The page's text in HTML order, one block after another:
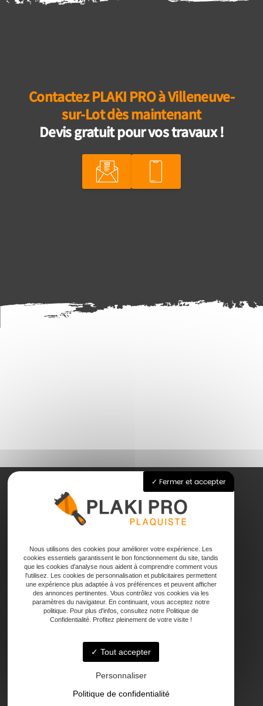
Contactez PLAKI PRO à Villeneuve-
sur-Lot dès maintenant
Devis gratuit pour vos travaux !
Accueil
Joints
Faux plafond
Contact
47000 Agen
Fermer et accepter
Nous utilisons des cookies pour améliorer votre expérience. Les
cookies essentiels garantissent le bon fonctionnement du site, tandis
que les cookies d'analyse nous aident à comprendre comment vous
l'utilisez. Les cookies de personnalisation et publicitaires permettent
une expérience plus adaptée à vos préférences et peuvent afficher
des annonces pertinentes. Vous contrôlez vos cookies via les
paramètres du navigateur. En continuant, vous acceptez notre
politique. Pour plus d'infos, consultez notre Politique de
Confidentialité. Profitez pleinement de votre visite !
Tout accepter
Personnaliser
Politique de confidentialité